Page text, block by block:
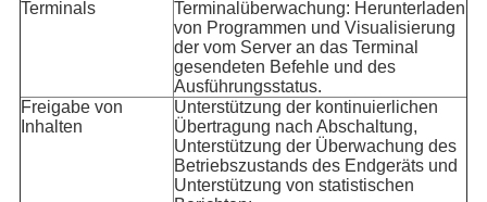
Terminals
Terminalüberwachung: Herunterladen
von Programmen und Visualisierung
der vom Server an das Terminal
gesendeten Befehle und des
Ausführungsstatus.
Freigabe von
Inhalten
Unterstützung der kontinuierlichen
Übertragung nach Abschaltung,
Unterstützung der Überwachung des
Betriebszustands des Endgeräts und
Unterstützung von statistischen